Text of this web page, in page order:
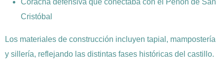
Cristóbal
Los materiales de construcción incluyen tapial, mampostería
y sillería, reflejando las distintas fases históricas del castillo.